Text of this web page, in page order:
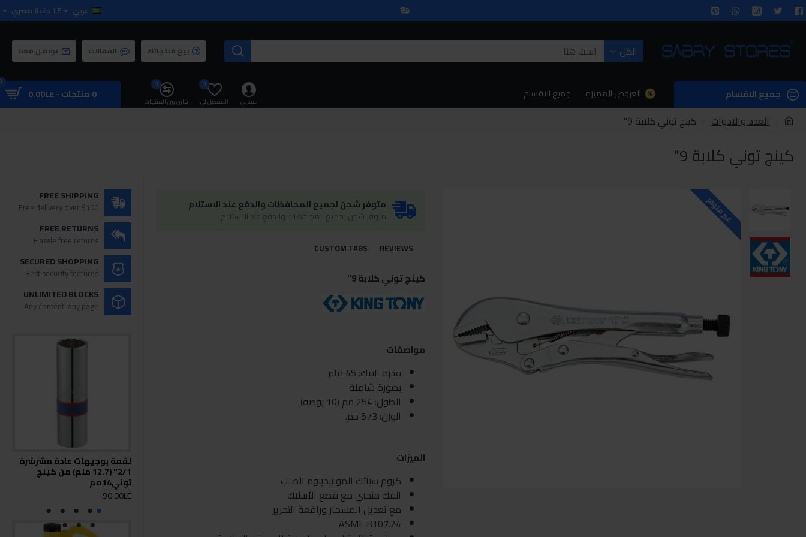
عربي LE جنية مصري
الكل بيع منتجاتك المقالات تواصل معنا
جميع الاقسام العروض المميزه جميع الاقسام
حسابي المفضل لي
0
قارن بين المنتجات
0
0 منتجات - 0.00LE
العدد والادوات كينج توني كلابة 9"
كينج توني كلابة 9"
غير متوفر متوفر شحن لجميع المحافظات والدفع عند الاستلام
متوفر شحن لجميع المحافظات والدفع عند الاستلام
REVIEWS
CUSTOM TABS
كينج توني كلابة 9"
مواصفات
قدرة الفك: 45 ملم
بصورة شاملة
الطول: 254 مم (10 بوصة)
الوزن: 573 جم.
الميزات
كروم سبائك الموليبدينوم الصلب
الفك منحني مع قطع الأسلاك
مع تعديل المسمار ورافعة التحرير
ASME B107.24
FREE SHIPPING
Free delivery over $100
FREE RETURNS
Hassle free returns
SECURED SHOPPING
Best security features
UNLIMITED BLOCKS
Any content, any page
لقمة بوجيهات عادة مشرشرة
2/1" (12.7 ملم) من كينج
توني14مم
90.00LE